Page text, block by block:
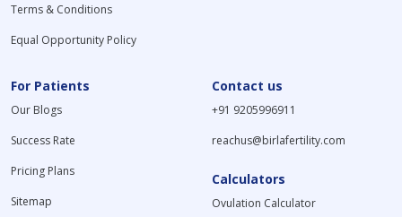
Terms & Conditions
Equal Opportunity Policy
For Patients
Our Blogs
Success Rate
Pricing Plans
Sitemap
Contact us
+91 9205996911
reachus@birlafertility.com
Calculators
Ovulation Calculator